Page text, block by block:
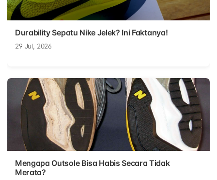
Durability Sepatu Nike Jelek? Ini Faktanya!
29 Jul, 2026
Mengapa Outsole Bisa Habis Secara Tidak
Merata?